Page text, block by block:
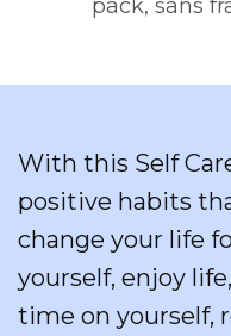
pack, sans
With this Self
positive habits
change your life
yourself, enjoy
time on yourself,